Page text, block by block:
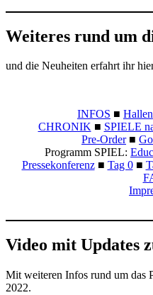
Weiteres rund um
und die Neuheiten erfahrt ihr
INFOS ■
CHRONIK■ SPIELE
Pre-Order■
Programm SPIEL:
Pressekonferenz■ Tag 0■
Video mit Updates
Mit weiteren Infos rund um das
2022.